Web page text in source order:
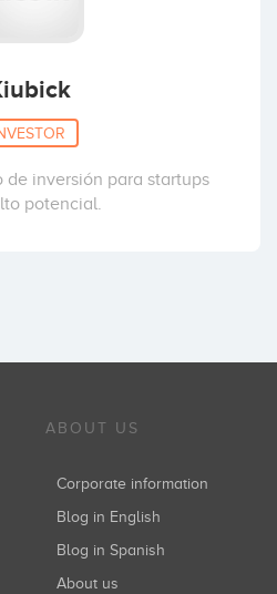
de inversión para startups
potencial.
ABOUT US
Corporate information
Blog in English
Blog in Spanish
About us